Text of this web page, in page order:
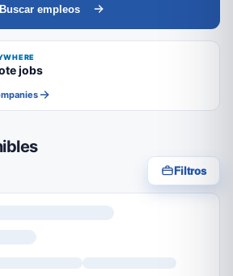
Buscar empleos
jobs
Filtros